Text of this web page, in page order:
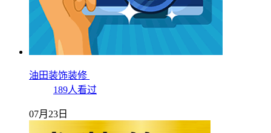
油田装饰装修
189人看过
07月23日